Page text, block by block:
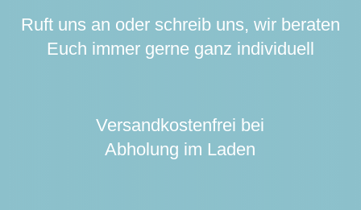
Ruft uns an oder schreib uns, wir beraten
Euch immer gerne ganz individuell
Versandkostenfrei bei
Abholung im Laden